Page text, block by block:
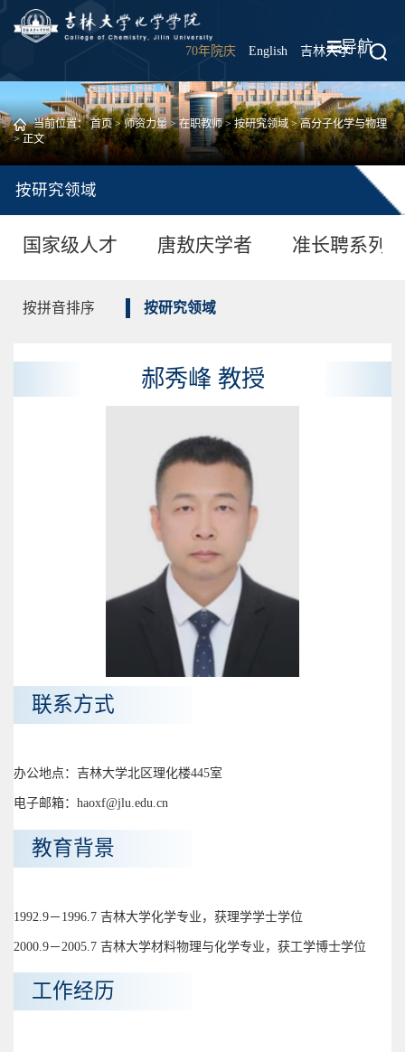
70年院庆 English 吉林大学 |
导航
当前位置：首页>师资力量>在职教师> 按研究领域>高分子化学与物理
> 正文
按研究领域
国家级人才 唐敖庆学者 准长聘系列
按拼音排序 按研究领域
郝秀峰 教授
联系方式
办公地点：吉林大学北区理化楼445室
电子邮箱：haoxf@jlu.edu.cn
教育背景
1992.9－1996.7 吉林大学化学专业，获理学学士学位
2000.9－2005.7 吉林大学材料物理与化学专业，获工学博士学位
工作经历